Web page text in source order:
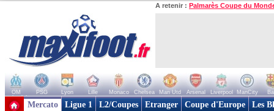
A retenir : Palmarès Coupe du
OM PSG Lyon Lille Monaco Chelsea Man Utd Arsenal Liverpool ManCity
+ de clubs
Mercato Ligue 1 L2/Coupes Etranger Coupe d'Europe Les